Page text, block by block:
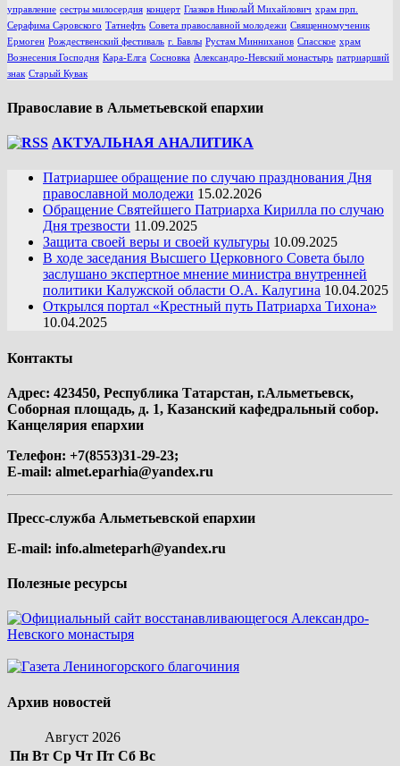
управление сестры милосердия концерт Глазков НиколаЙ Михайлович храм прп.
Серафима Саровского Татнефть Совета православной молодежи Священномученик
Ермоген Рождественский фестиваль г. Бавлы Рустам Минниханов Спасское храм
Вознесения Господня Кара-Елга Сосновка Александро-Невский монастырь патриарший
знак Старый Кувак
Православие в Альметьевской епархии
АКТУАЛЬНАЯ АНАЛИТИКА
Патриаршее обращение по случаю празднования Дня
православной молодежи 15.02.2026
Обращение Святейшего Патриарха Кирилла по случаю
Дня трезвости 11.09.2025
Защита своей веры и своей культуры 10.09.2025
В ходе заседания Высшего Церковного Совета было
заслушано экспертное мнение министра внутренней
политики Калужской области О.А. Калугина 10.04.2025
Открылся портал «Крестный путь Патриарха Тихона»
10.04.2025
Контакты
Адрес: 423450, Республика Татарстан, г.Альметьевск,
Соборная площадь, д. 1, Казанский кафедральный собор.
Канцелярия епархии
Телефон: +7(8553)31-29-23;
E-mail: almet.eparhia@yandex.ru
Пресс-служба Альметьевской епархии
E-mail: info.almeteparh@yandex.ru
Полезные ресурсы
Архив новостей
Август 2026
Пн Вт Ср Чт Пт Сб Вс